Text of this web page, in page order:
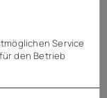
Service
den Betrieb